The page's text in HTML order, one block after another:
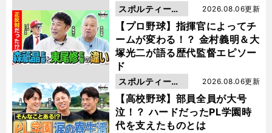
【プロ野球】指揮官によってチ
ームが変わる！？ 金村義明＆大
塚光二が語る歴代監督エピソー
ド
2026.08.06更新
スポルティーバ
動画
【高校野球】部員全員が大号
泣！？ ハードだったPL学園時
代を支えたものとは
2026.08.06更新
スポルティーバ
動画